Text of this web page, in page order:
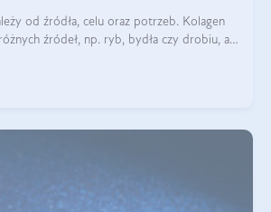
od źródła, celu oraz potrzeb. Kolagen
źródeł, np. ryb, bydła czy drobiu, a